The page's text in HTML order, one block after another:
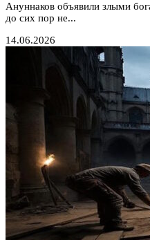
Ануннаков объявили злыми
до сих пор не...
14.06.2026